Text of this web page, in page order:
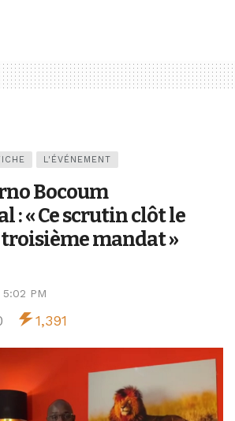
L'ÉVÉNEMENT
Bocoum
: « Ce scrutin clôt le
mandat »
PM
1,391